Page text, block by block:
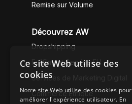
Remise sur Volume
Découvrez AW
Dropshipping
Fullfilment Service EU
Services de Marketing Digital
Commerce Éthique
Ce site Web utilise des
cookies
Notre site Web utilise des cookies pour
améliorer l'expérience utilisateur. En